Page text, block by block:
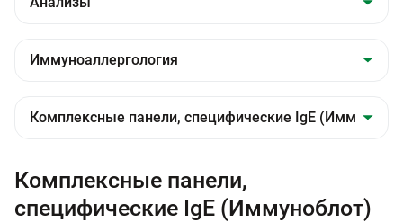
Комплексные панели,
специфические IgE (Иммуноблот)